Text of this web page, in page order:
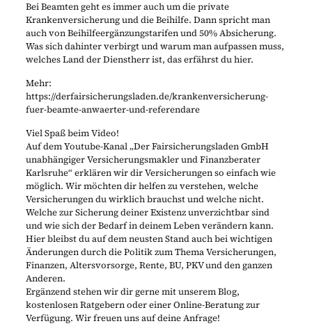
Bei Beamten geht es immer auch um die private
Krankenversicherung und die Beihilfe. Dann spricht man
auch von Beihilfeergänzungstarifen und 50% Absicherung.
Was sich dahinter verbirgt und warum man aufpassen muss,
welches Land der Dienstherr ist, das erfährst du hier.
Mehr:
https://derfairsicherungsladen.de/krankenversicherung-
fuer-beamte-anwaerter-und-referendare
Viel Spaß beim Video!
Auf dem Youtube-Kanal „Der Fairsicherungsladen GmbH
unabhängiger Versicherungsmakler und Finanzberater
Karlsruhe“ erklären wir dir Versicherungen so einfach wie
möglich. Wir möchten dir helfen zu verstehen, welche
Versicherungen du wirklich brauchst und welche nicht.
Welche zur Sicherung deiner Existenz unverzichtbar sind
und wie sich der Bedarf in deinem Leben verändern kann.
Hier bleibst du auf dem neusten Stand auch bei wichtigen
Änderungen durch die Politik zum Thema Versicherungen,
Finanzen, Altersvorsorge, Rente, BU, PKV und den ganzen
Anderen.
Ergänzend stehen wir dir gerne mit unserem Blog,
kostenlosen Ratgebern oder einer Online-Beratung zur
Verfügung. Wir freuen uns auf deine Anfrage!